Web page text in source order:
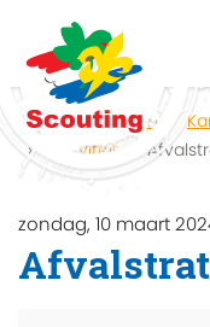
Home Zoeken
Activiteit
zondag, 10 maart